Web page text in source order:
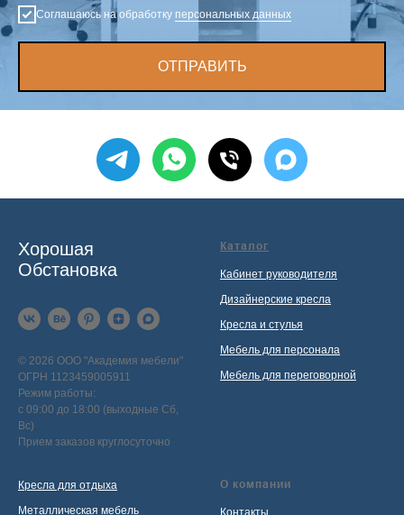
Соглашаюсь на обработку персональных данных
ОТПРАВИТЬ
Хорошая
Обстановка
© 2026 ООО "Академия мебели"
ОГРН 1123459005911
Режим работы:
с 09:00 до 18:00 (выходные Сб,
Вс)
Прием заказов круглосуточно
Каталог
Кабинет руководителя
Дизайнерские кресла
Кресла и стулья
Мебель для персонала
Мебель для переговорной
Кресла для отдыха
Металлическая мебель
О компании